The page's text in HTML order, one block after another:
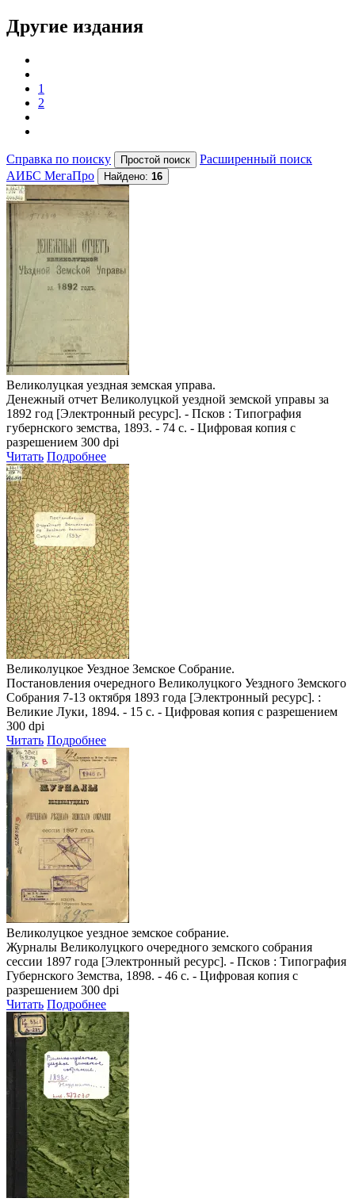
Другие издания
1
2
Справка по поиску
Расширенный поиск
АИБС МегаПро
Найдено: 16
Великолуцкая уездная земская управа.
Денежный отчет Великолуцкой уездной земской управы за
1892 год [Электронный ресурс]. - Псков : Типография
губернского земства, 1893. - 74 с. - Цифровая копия с
разрешением 300 dpi
Читать Подробнее
Великолуцкое Уездное Земское Собрание.
Постановления очередного Великолуцкого Уездного Земского
Собрания 7-13 октября 1893 года [Электронный ресурс]. :
Великие Луки, 1894. - 15 с. - Цифровая копия с разрешением
300 dpi
Читать Подробнее
Великолуцкое уездное земское собрание.
Журналы Великолуцкого очередного земского собрания
сессии 1897 года [Электронный ресурс]. - Псков : Типография
Губернского Земства, 1898. - 46 с. - Цифровая копия с
разрешением 300 dpi
Читать Подробнее